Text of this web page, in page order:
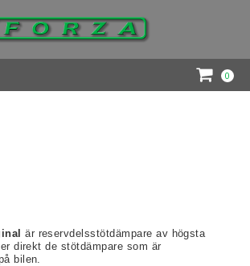
0
är reservdelsstötdämpare av högsta
direkt de stötdämpare som är
bilen.